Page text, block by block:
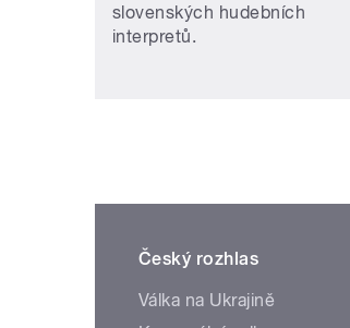
slovenských hudebních
interpretů.
Český rozhlas
Válka na Ukrajině